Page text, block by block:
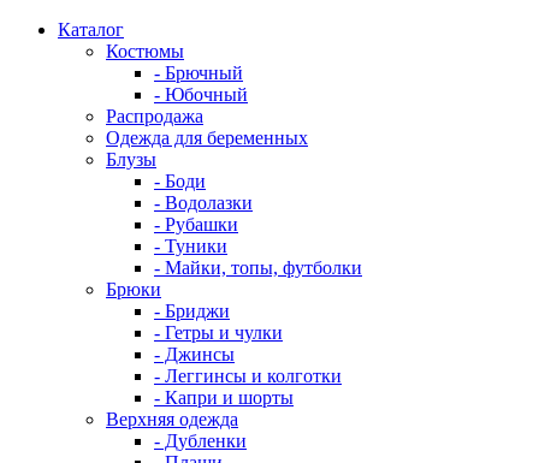
Каталог
Костюмы
- Брючный
- Юбочный
Распродажа
Одежда для беременных
Блузы
- Боди
- Водолазки
- Рубашки
- Туники
- Майки, топы, футболки
Брюки
- Бриджи
- Гетры и чулки
- Джинсы
- Леггинсы и колготки
- Капри и шорты
Верхняя одежда
- Дубленки